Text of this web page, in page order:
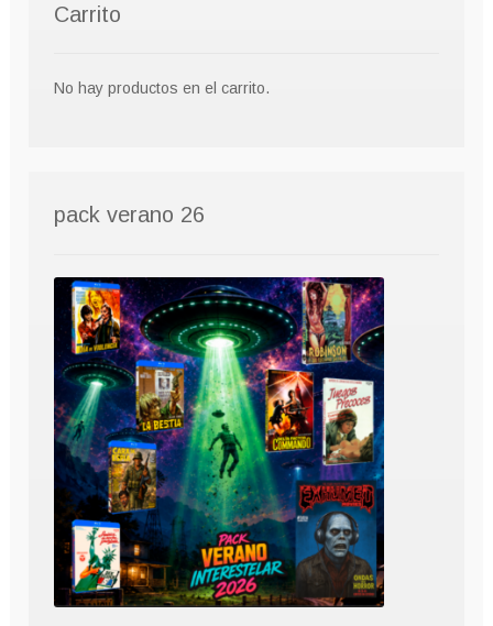
Carrito
No hay productos en el carrito.
pack verano 26